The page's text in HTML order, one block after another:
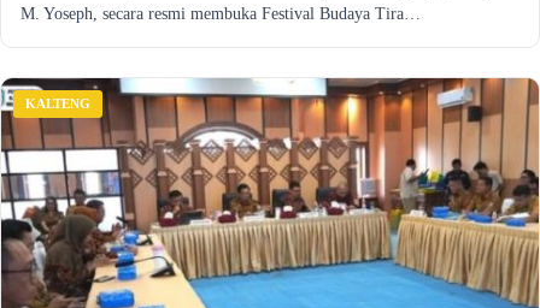
M. Yoseph, secara resmi membuka Festival Budaya Tira…
KALTENG